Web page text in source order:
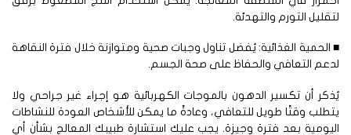
التورم والتهدئة.
الحمية الغذائية: يُفضل تناول وجبات صحية ومتوازنة خلال فترة النقاهة
التعافي والحفاظ على صحة الجسم.
أن تكسير الدهون بالموجات الكهربائية هو إجراء غير جراحي ولا
وقتًا طويل للتعافي، وعادةً ما يمكن للأشخاص العودة للنشاطات
بعد فترة وجيزة. يجب عليك استشارة طبيبك المعالج بشأن أي